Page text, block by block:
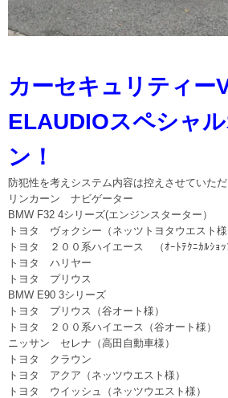
カーセキュリティー
ELAUDIOスペシャ
ン！
防犯性を考えシステム内容は控えさせていた
リンカーン ナビゲーター
BMW F32 4シリーズ(エンジンスターター）
トヨタ ヴォクシー（ネッツトヨタウエスト様
トヨタ ２００系ハイエース （ｵｰﾄﾃｸﾆｶﾙｼｮｯ
トヨタ ハリヤー
トヨタ プリウス
BMW E90 3シリーズ
トヨタ プリウス（谷オート様）
トヨタ ２００系ハイエース（谷オート様）
ニッサン セレナ（高田自動車様）
トヨタ クラウン
トヨタ アクア（ネッツウエスト様）
トヨタ ウイッシュ（ネッツウエスト様）